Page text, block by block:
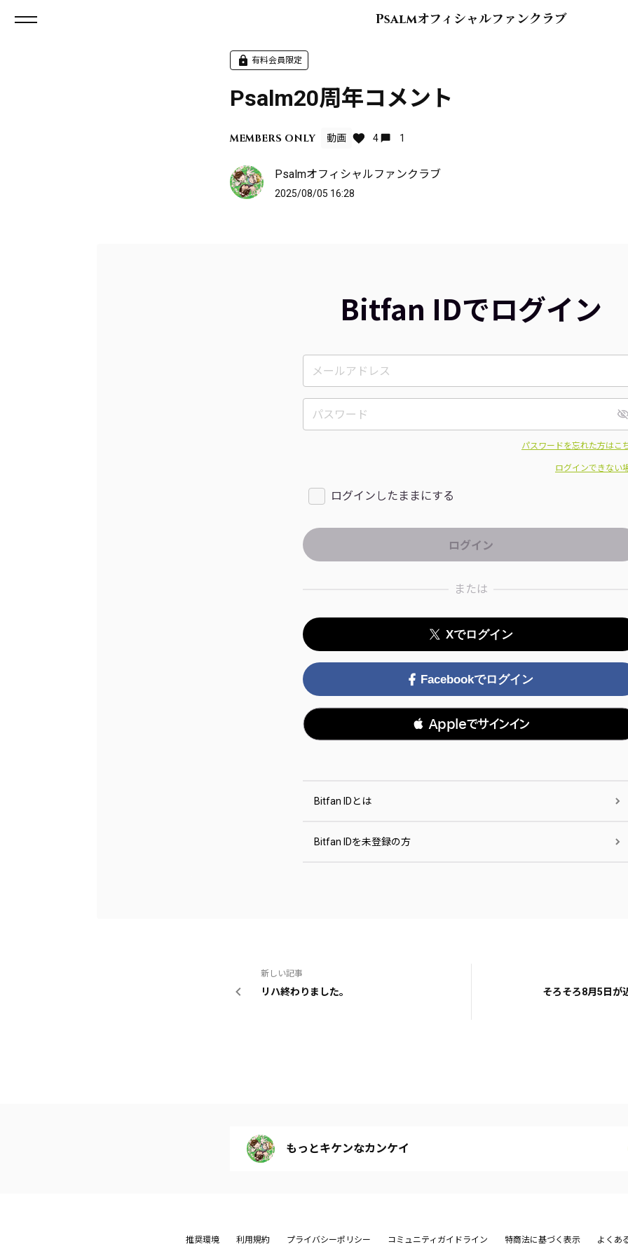
Psalmオフィシャルファンクラブ
有料会員限定
Psalm20周年コメント
MEMBERS ONLY 動画 4 1
Psalmオフィシャルファンクラブ
2025/08/05 16:28
Bitfan IDでログイン
パスワードを忘れた方はこ
ログインできない
ログインしたままにする
または
Xでログイン
Facebookでログイン
 Appleでサインイン
Bitfan IDとは
Bitfan IDを未登録の方
新しい記事
リハ終わりました。 そろそろ8月5日が
もっとキケンなカンケイ
推奨環境 利用規約 プライバシーポリシー コミュニティガイドライン 特商法に基づく表示 よくあ